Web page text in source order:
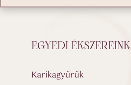
EGYEDI ÉKSZEREINK
Karikagyűrűk